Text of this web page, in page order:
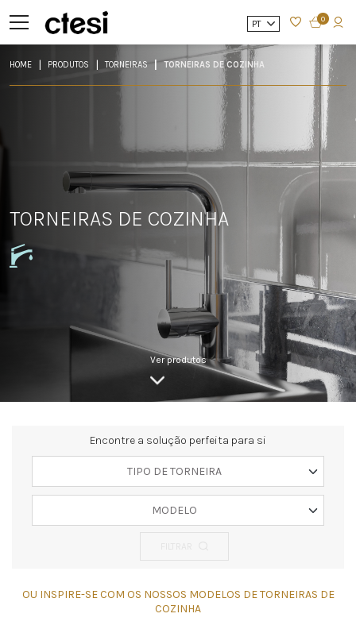
PT 0
HOME PRODUTOS TORNEIRAS TORNEIRAS DE COZINHA
TORNEIRAS DE COZINHA
Ver produtos
Encontre a solução perfeita para si
TIPO DE TORNEIRA
MODELO
OU INSPIRE-SE COM OS NOSSOS MODELOS DE TORNEIRAS DE
COZINHA